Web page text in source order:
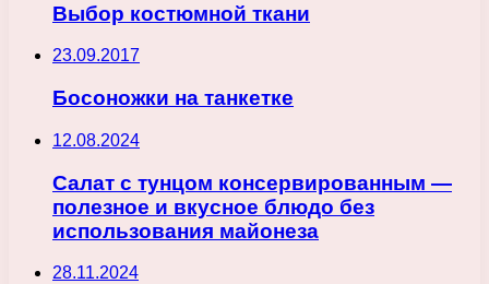
Выбор костюмной ткани
23.09.2017
Босоножки на танкетке
12.08.2024
Салат с тунцом консервированным —
полезное и вкусное блюдо без
использования майонеза
28.11.2024